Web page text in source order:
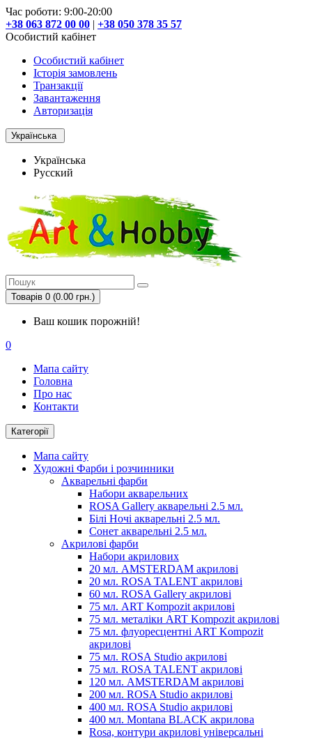
Час роботи: 9:00-20:00
+38 063 872 00 00 | +38 050 378 35 57
Особистий кабінет
Особистий кабінет
Історія замовлень
Транзакції
Завантаження
Авторизація
Українська
Українська
Русский
Товарів 0 (0.00 грн.)
Ваш кошик порожній!
0
Мапа сайту
Головна
Про нас
Контакти
Категорії
Мапа сайту
Художні Фарби і розчинники
Акварельні фарби
Набори акварельних
ROSA Gallery акварельні 2.5 мл.
Білі Ночі акварельні 2.5 мл.
Сонет акварельні 2.5 мл.
Акрилові фарби
Набори акрилових
20 мл. AMSTERDAM акрилові
20 мл. ROSA TALENT акрилові
60 мл. ROSA Gallery акрилові
75 мл. ART Kompozit акрилові
75 мл. металіки ART Kompozit акрилові
75 мл. флуоресцентні ART Kompozit
акрилові
75 мл. ROSA Studio акрилові
75 мл. ROSA TALENT акрилові
120 мл. AMSTERDAM акрилові
200 мл. ROSA Studio акрилові
400 мл. ROSA Studio акрилові
400 мл. Montana BLACK акрилова
Rosa, контури акрилові універсальні